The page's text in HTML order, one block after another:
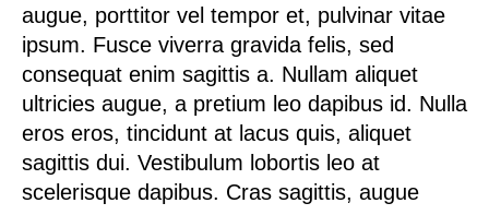
augue, porttitor vel tempor et, pulvinar vitae
ipsum. Fusce viverra gravida felis, sed
consequat enim sagittis a. Nullam aliquet
ultricies augue, a pretium leo dapibus id. Nulla
eros eros, tincidunt at lacus quis, aliquet
sagittis dui. Vestibulum lobortis leo at
scelerisque dapibus. Cras sagittis, augue